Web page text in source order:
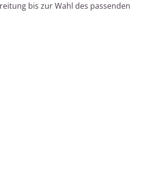
bis zur Wahl des passenden